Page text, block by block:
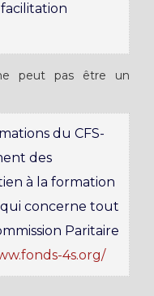
facilitation
peut pas être un
du CFS-
des
à la formation
qui concerne tout
Paritaire
4s.org/